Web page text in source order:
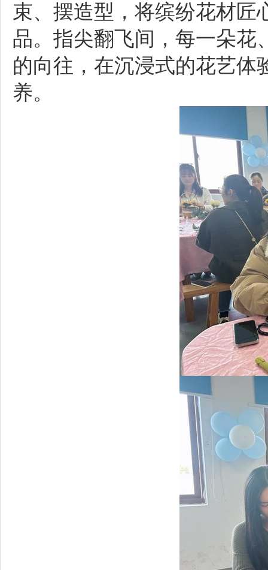
束、摆造型，将缤纷花材匠
品。指尖翻飞间，每一朵花
的向往，在沉浸式的花艺体
养。